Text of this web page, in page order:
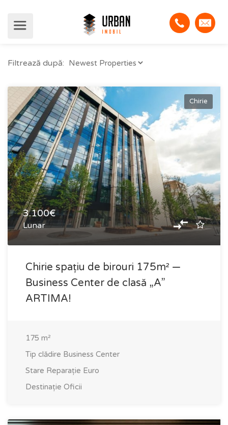
Filtrează după:
Chirie
3.100€
Lunar
Chirie spațiu de birouri 175m² —
Business Center de clasă „A”
ARTIMA!
175 m²
Tip clădire Business Center
Stare Reparație Euro
Destinație Oficii